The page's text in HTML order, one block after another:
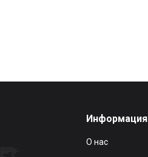
Информация
О нас